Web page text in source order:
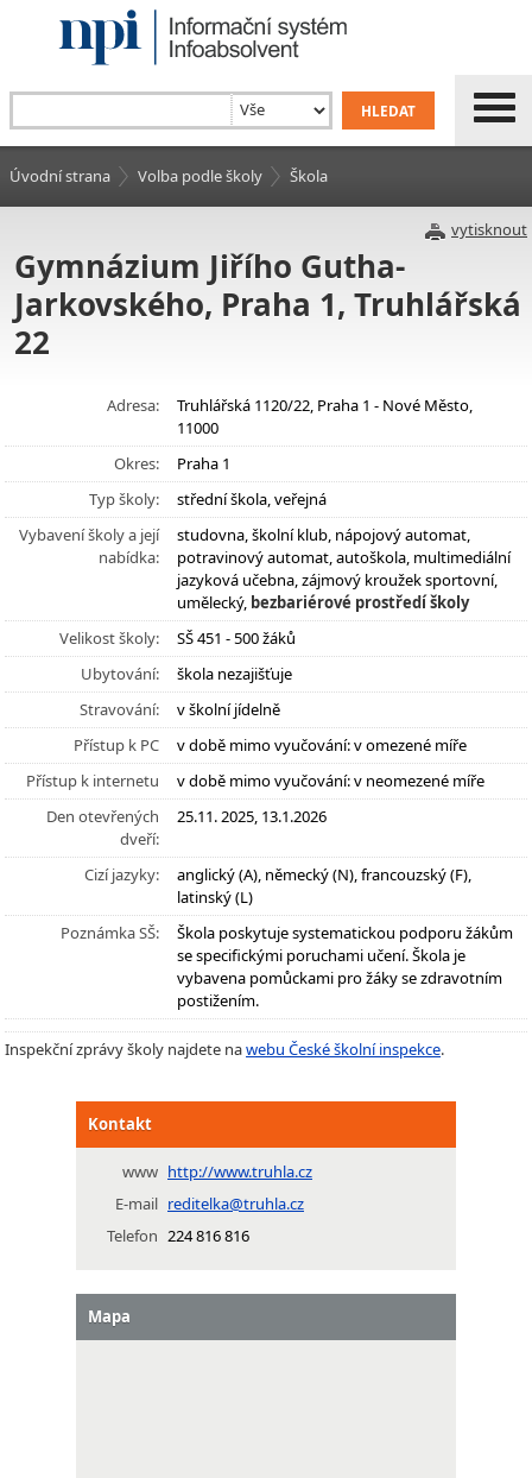
Úvodní strana Volba podle školy Škola
vytisknout
Gymnázium Jiřího Gutha-
Jarkovského, Praha 1, Truhlářská
22
Adresa:
Truhlářská 1120/22, Praha 1 - Nové Město,
11000
Okres:
Praha 1
Typ školy:
střední škola, veřejná
Vybavení školy a její
nabídka:
studovna, školní klub, nápojový automat,
potravinový automat, autoškola, multimediální
jazyková učebna, zájmový kroužek sportovní,
umělecký, bezbariérové prostředí školy
Velikost školy:
SŠ 451 - 500 žáků
Ubytování:
škola nezajišťuje
Stravování:
v školní jídelně
Přístup k PC
v době mimo vyučování: v omezené míře
Přístup k internetu
v době mimo vyučování: v neomezené míře
Den otevřených
dveří:
25.11. 2025, 13.1.2026
Cizí jazyky:
anglický (A), německý (N), francouzský (F),
latinský (L)
Poznámka SŠ:
Škola poskytuje systematickou podporu žákům
se specifickými poruchami učení. Škola je
vybavena pomůckami pro žáky se zdravotním
postižením.
Inspekční zprávy školy najdete nawebu České školní inspekce.
Kontakt
www http://www.truhla.cz
E-mail reditelka@truhla.cz
Telefon 224 816 816
Mapa